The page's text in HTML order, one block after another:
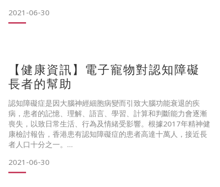
言也實在不是易事。
康及護理的要點：
1️⃣保持及提高患肢的活動能力：應鼓勵患者儘量多使用患肢，
並根據
2021-06-30
【健康資訊】電子寵物對認知障礙
長者的幫助
認知障礙症是因大腦神經細胞病變而引致大腦功能衰退的疾
病，患者的記憶、理解、語言、學習、計算和判斷能力會逐漸
喪失，以致日常生活、行為及情緒受影響。根據2017年精神健
康檢討報告，香港患有認知障礙症的患者高達十萬人，接近長
者人口十分之一。
2021-06-30